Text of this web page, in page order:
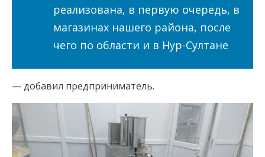
реализована, в первую очередь, в
магазинах нашего района, после
чего по области и в Нур-Султане
— добавил предприниматель.